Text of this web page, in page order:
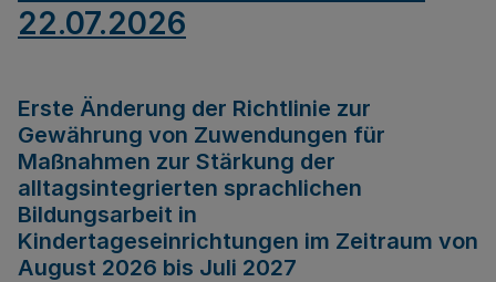
22.07.2026
Erste Änderung der Richtlinie zur
Gewährung von Zuwendungen für
Maßnahmen zur Stärkung der
alltagsintegrierten sprachlichen
Bildungsarbeit in
Kindertageseinrichtungen im Zeitraum von
August 2026 bis Juli 2027